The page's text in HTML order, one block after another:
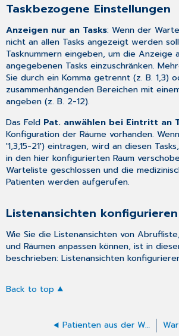
Taskbezogene Einstellungen
Anzeigen nur an Tasks: Wenn der
nicht an allen Tasks angezeigt werden
Tasknummern eingeben, um die Anzeige
angegebenen Tasks einzuschränken.
Sie durch ein Komma getrennt (z. B. 1,3)
zusammenhängenden Bereichen mit
angeben (z. B. 2-12).
Das Feld Pat. anwählen bei Eintritt an
Konfiguration der Räume vorhanden.
'1,3,15-21') eintragen, wird an diesen
in den hier konfigurierten Raum
Warteliste geschlossen und die
Patienten werden aufgerufen.
Listenansichten konfigurieren
Wie Sie die Listenansichten von
und Räumen anpassen können, ist in
beschrieben:Listenansichten
Back to top
Patienten aus der Warteliste aufrufen